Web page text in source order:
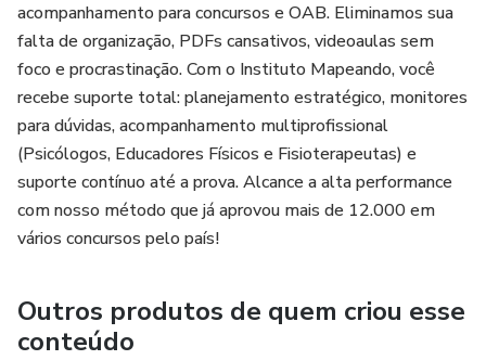
acompanhamento para concursos e OAB. Eliminamos sua
falta de organização, PDFs cansativos, videoaulas sem
foco e procrastinação. Com o Instituto Mapeando, você
recebe suporte total: planejamento estratégico, monitores
para dúvidas, acompanhamento multiprofissional
(Psicólogos, Educadores Físicos e Fisioterapeutas) e
suporte contínuo até a prova. Alcance a alta performance
com nosso método que já aprovou mais de 12.000 em
vários concursos pelo país!
Outros produtos de quem criou esse
conteúdo